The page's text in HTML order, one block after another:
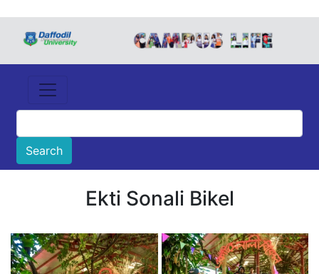
Ekti Sonali Bikel